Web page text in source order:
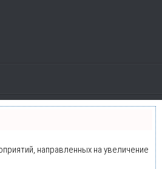
направленных на увеличение